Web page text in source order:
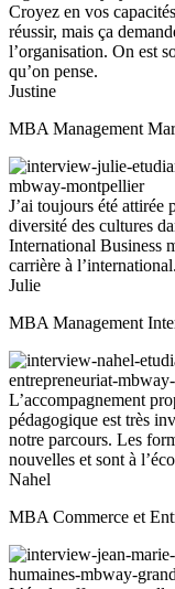
Croyez en vos
réussir, mais ça
l’organisation. On est
qu’on pense.
Justine
MBA Management
J’ai toujours été attirée
diversité des cultures
International Business
carrière à l’international.
Julie
MBA Management
L’accompagnement
pédagogique est très
notre parcours. Les
nouvelles et sont à
Nahel
MBA Commerce et